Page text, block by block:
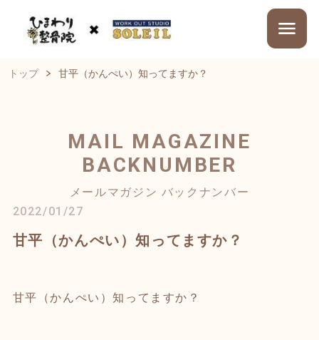
トップ 甘平（かんぺい）知ってますか？
MAIL MAGAZINE
BACKNUMBER
メールマガジン バックナンバー
2022/01/27
甘平（かんぺい）知ってますか？
甘平（かんぺい）知ってますか？